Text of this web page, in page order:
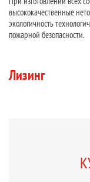
высококачественные
экологичность
пожарной безопасности.
Лизинг